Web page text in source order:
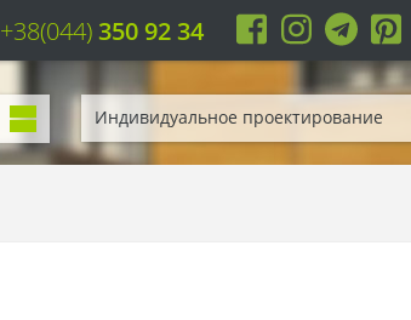
+38(044)350 92 34
Индивидуальное проектирование